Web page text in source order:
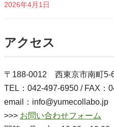
2026年4月1日
アクセス
〒188-0012 西東京市南町
TEL：042-497-6950 / FAX：
email：info@yumecollabo.jp
>>> お問い合わせフォーム